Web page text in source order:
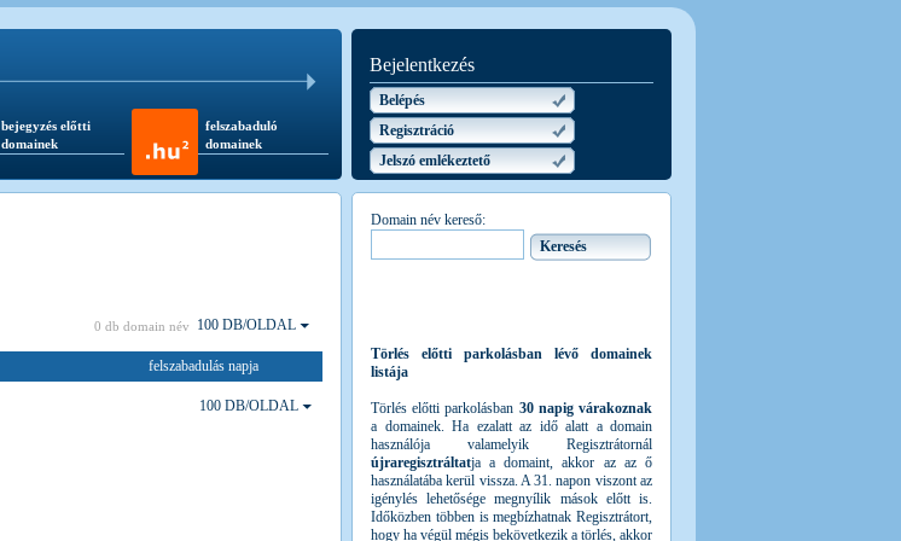
bejegyzés előtti
domainek
felszabaduló
domainek
Bejelentkezés
Belépés
Regisztráció
Jelszó emlékeztető
0 db domain név 100 DB/OLDAL
felszabadulás napja
100 DB/OLDAL
Domain név kereső:
Törlés előtti parkolásban lévő domainek
listája
Törlés előtti parkolásban 30 napig várakoznak
a domainek. Ha ezalatt az idő alatt a domain
használója valamelyik Regisztrátornál
újraregisztráltatja a domaint, akkor az az ő
használatába kerül vissza. A 31. napon viszont az
igénylés lehetősége megnyílik mások előtt is.
Időközben többen is megbízhatnak Regisztrátort,
hogy ha végül mégis bekövetkezik a törlés, akkor